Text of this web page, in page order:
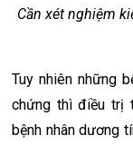
Cần xét nghiệm
Tuy nhiên những
chứng thì điều trị
bệnh nhân dương